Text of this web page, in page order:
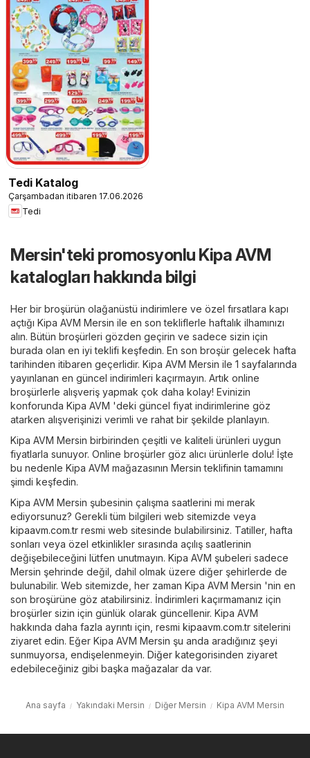
Tedi Katalog
Çarşambadan itibaren 17.06.2026
Tedi
Mersin'teki promosyonlu Kipa AVM
katalogları hakkında bilgi
Her bir broşürün olağanüstü indirimlere ve özel fırsatlara kapı
açtığı Kipa AVM Mersin ile en son tekliflerle haftalık ilhamınızı
alın. Bütün broşürleri gözden geçirin ve sadece sizin için
burada olan en iyi teklifi keşfedin. En son broşür gelecek hafta
tarihinden itibaren geçerlidir. Kipa AVM Mersin ile 1 sayfalarında
yayınlanan en güncel indirimleri kaçırmayın. Artık online
broşürlerle alışveriş yapmak çok daha kolay! Evinizin
konforunda Kipa AVM 'deki güncel fiyat indirimlerine göz
atarken alışverişinizi verimli ve rahat bir şekilde planlayın.
Kipa AVM Mersin birbirinden çeşitli ve kaliteli ürünleri uygun
fiyatlarla sunuyor. Online broşürler göz alıcı ürünlerle dolu! İşte
bu nedenle Kipa AVM mağazasının Mersin teklifinin tamamını
şimdi keşfedin.
Kipa AVM Mersin şubesinin çalışma saatlerini mi merak
ediyorsunuz? Gerekli tüm bilgileri web sitemizde veya
kipaavm.com.tr resmi web sitesinde bulabilirsiniz. Tatiller, hafta
sonları veya özel etkinlikler sırasında açılış saatlerinin
değişebileceğini lütfen unutmayın. Kipa AVM şubeleri sadece
Mersin şehrinde değil, dahil olmak üzere diğer şehirlerde de
bulunabilir. Web sitemizde, her zaman Kipa AVM Mersin 'nin en
son broşürüne göz atabilirsiniz. İndirimleri kaçırmamanız için
broşürler sizin için günlük olarak güncellenir. Kipa AVM
hakkında daha fazla ayrıntı için, resmi kipaavm.com.tr sitelerini
ziyaret edin. Eğer Kipa AVM Mersin şu anda aradığınız şeyi
sunmuyorsa, endişelenmeyin. Diğer kategorisinden ziyaret
edebileceğiniz gibi başka mağazalar da var.
Ana sayfa Yakındaki Mersin Diğer Mersin Kipa AVM Mersin